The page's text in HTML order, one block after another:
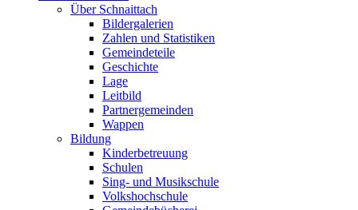
Über Schnaittach
Bildergalerien
Zahlen und Statistiken
Gemeindeteile
Geschichte
Lage
Leitbild
Partnergemeinden
Wappen
Bildung
Kinderbetreuung
Schulen
Sing- und Musikschule
Volkshochschule